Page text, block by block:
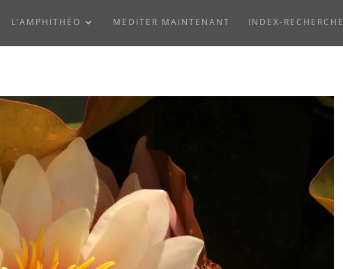
L’AMPHITHÉO MEDITER MAINTENANT INDEX-RECHERCHE